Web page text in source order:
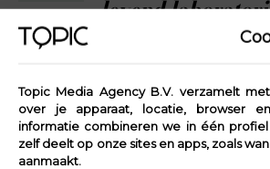
Topic Media Agency B.V. verzamelt
over je apparaat, locatie, browser
informatie combineren we in één
zelf deelt op onze sites en apps, zoals
aanmaakt.
levend
leerzame
Sociaal-emotionele ontwikkeling
Buitenspelen helpt ook bij de
vaardigheden. Kinderen leren